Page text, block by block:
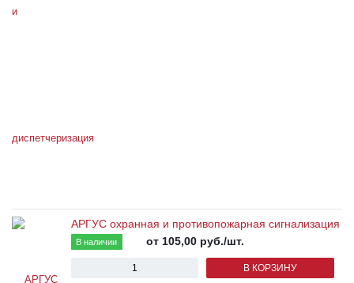
АРГУС охранная и противопожарная сигнализация
В наличии от 105,00 руб./шт.
В КОРЗИНУ